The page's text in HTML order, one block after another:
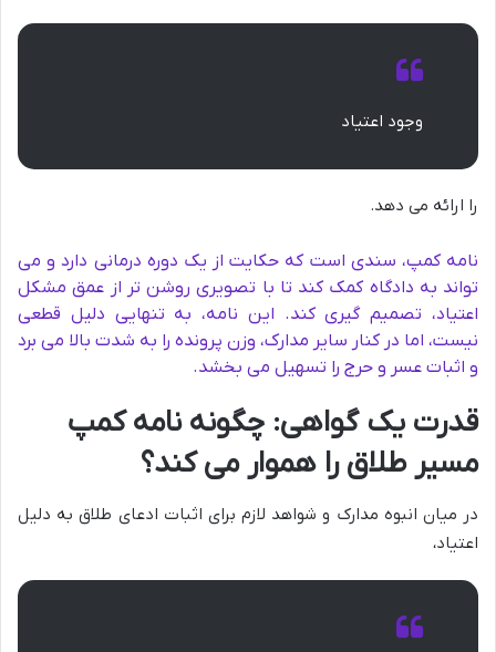
وجود اعتیاد
را ارائه می دهد.
نامه کمپ، سندی است که حکایت از یک دوره درمانی دارد و می
تواند به دادگاه کمک کند تا با تصویری روشن تر از عمق مشکل
اعتیاد، تصمیم گیری کند. این نامه، به تنهایی دلیل قطعی
نیست، اما در کنار سایر مدارک، وزن پرونده را به شدت بالا می برد
و اثبات عسر و حرج را تسهیل می بخشد.
قدرت یک گواهی: چگونه نامه کمپ
مسیر طلاق را هموار می کند؟
در میان انبوه مدارک و شواهد لازم برای اثبات ادعای طلاق به دلیل
اعتیاد،